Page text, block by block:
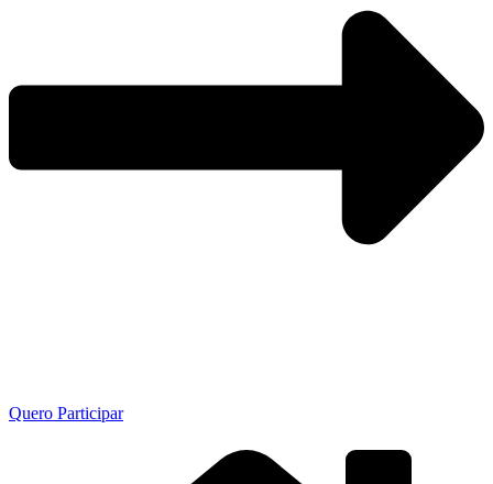
Quero Participar